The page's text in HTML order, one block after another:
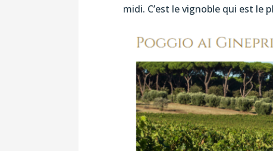
midi. C’est le vignoble qui est le